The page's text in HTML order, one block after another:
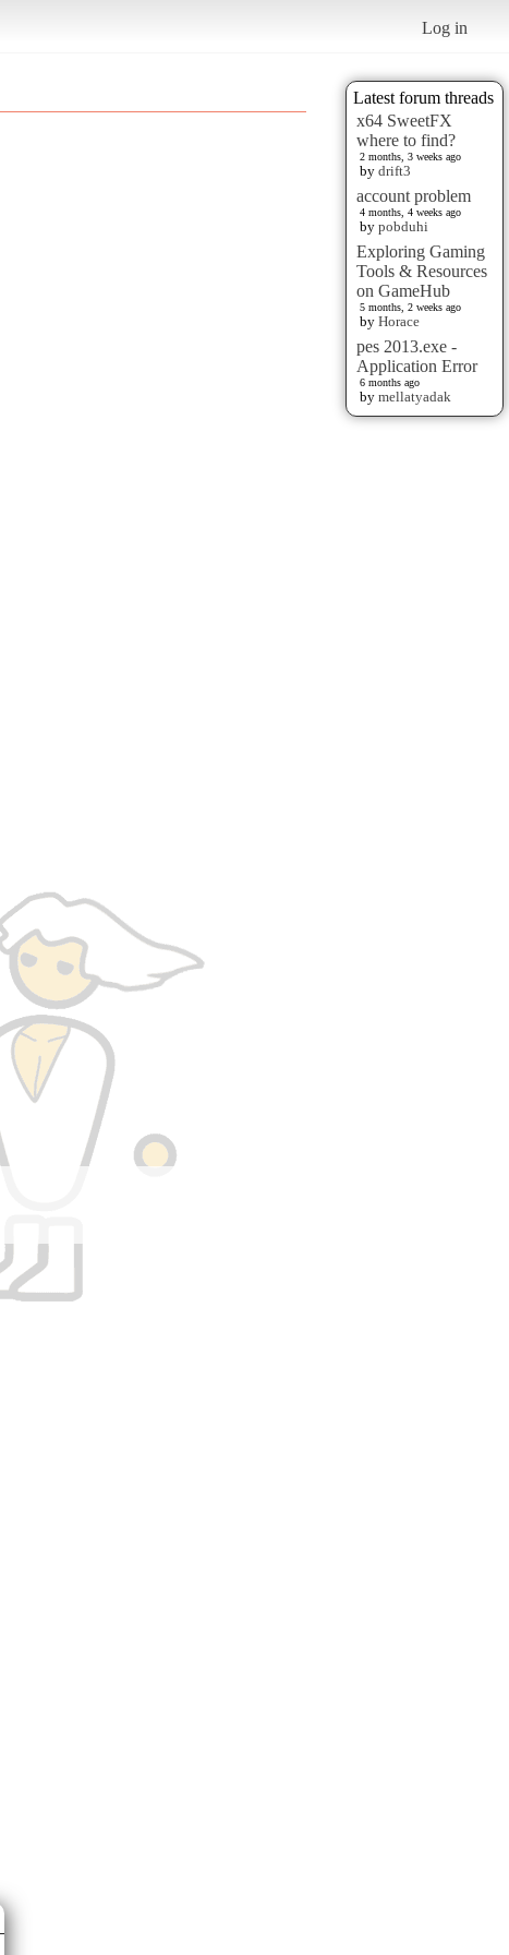
Log in
Latest forum threads
x64 SweetFX
where to find?
2 months, 3 weeks ago
by drift3
account problem
4 months, 4 weeks ago
by pobduhi
Exploring Gaming
Tools & Resources
on GameHub
5 months, 2 weeks ago
by Horace
pes 2013.exe -
Application Error
6 months ago
by mellatyadak